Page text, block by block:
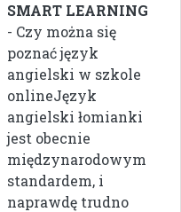
SMART LEARNING
- Czy można się
poznać język
angielski w szkole
onlineJęzyk
angielski łomianki
jest obecnie
międzynarodowym
standardem, i
naprawdę trudno